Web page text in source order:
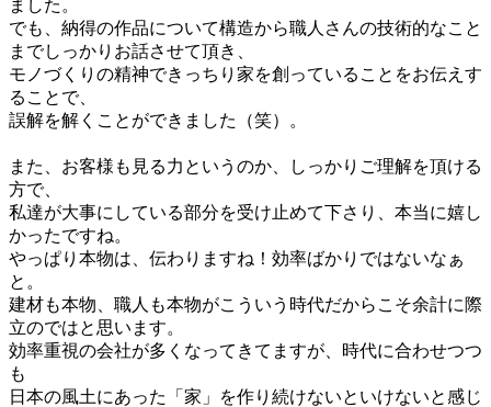
ました。
でも、納得の作品について構造から職人さんの技術的なこと
までしっかりお話させて頂き、
モノづくりの精神できっちり家を創っていることをお伝えす
ることで、
誤解を解くことができました（笑）。
また、お客様も見る力というのか、しっかりご理解を頂ける
方で、
私達が大事にしている部分を受け止めて下さり、本当に嬉し
かったですね。
やっぱり本物は、伝わりますね！効率ばかりではないなぁ
と。
建材も本物、職人も本物がこういう時代だからこそ余計に際
立のではと思います。
効率重視の会社が多くなってきてますが、時代に合わせつつ
も
日本の風土にあった「家」を作り続けないといけないと感じ